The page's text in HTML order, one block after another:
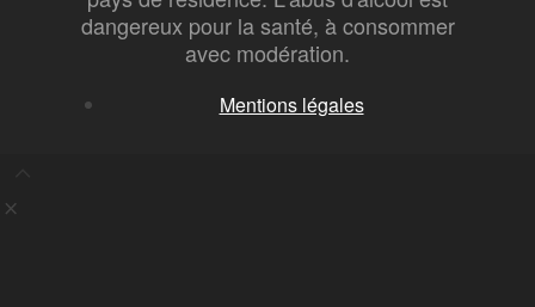
dangereux pour la santé, à consommer
avec modération.
Mentions légales